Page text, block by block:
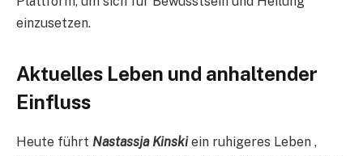
einzusetzen.
Aktuelles Leben und anhaltender
Einfluss
Heute führt Nastassja Kinskiein ruhigeres Leben ,